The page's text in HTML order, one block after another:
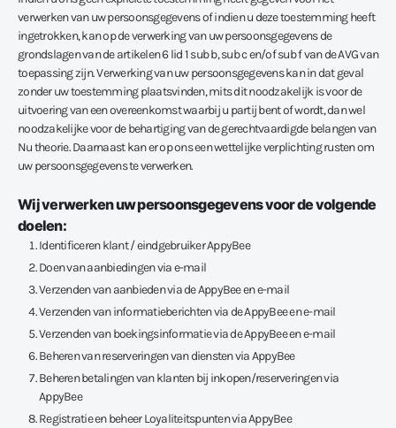
verwerken van uw persoonsgegevens of indien u deze toestemming heeft
ingetrokken, kan op de verwerking van uw persoonsgegevens de
grondslagen van de artikelen 6 lid 1 sub b, sub c en/of sub f van de AVG van
toepassing zijn. Verwerking van uw persoonsgegevens kan in dat geval
zonder uw toestemming plaatsvinden, mits dit noodzakelijk is voor de
uitvoering van een overeenkomst waarbij u partij bent of wordt, dan wel
noodzakelijke voor de behartiging van de gerechtvaardigde belangen van
Nu theorie. Daarnaast kan er op ons een wettelijke verplichting rusten om
uw persoonsgegevens te verwerken.
Wij verwerken uw persoonsgegevens voor de volgende
doelen:
Identificeren klant / eindgebruiker AppyBee
Doen van aanbiedingen via e-mail
Verzenden van aanbieden via de AppyBee en e-mail
Verzenden van informatieberichten via de AppyBee en e-mail
Verzenden van boekingsinformatie via de AppyBee en e-mail
Beheren van reserveringen van diensten via AppyBee
Beheren betalingen van klanten bij inkopen/reserveringen via
AppyBee
Registratie en beheer Loyaliteitspunten via AppyBee